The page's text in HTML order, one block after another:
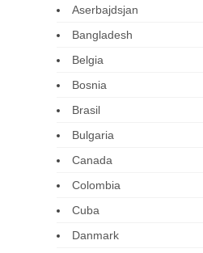
Aserbajdsjan
Bangladesh
Belgia
Bosnia
Brasil
Bulgaria
Canada
Colombia
Cuba
Danmark